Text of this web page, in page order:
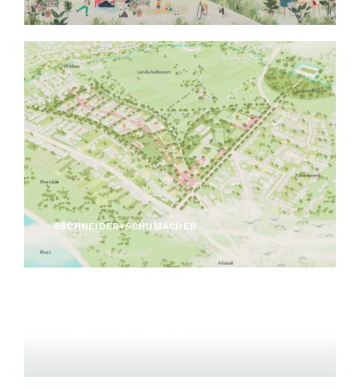
©SCHNEIDER+SCHUMACHER